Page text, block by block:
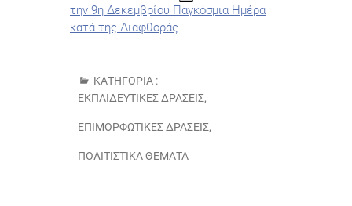
την 9η Δεκεμβρίου Παγκόσμια Ημέρα
κατά της Διαφθοράς
ΚΑΤΗΓΟΡΊΑ :
ΕΚΠΑΙΔΕΥΤΙΚΈΣ ΔΡΆΣΕΙΣ,
ΕΠΙΜΟΡΦΩΤΙΚΈΣ ΔΡΆΣΕΙΣ,
ΠΟΛΙΤΙΣΤΙΚΆ ΘΈΜΑΤΑ